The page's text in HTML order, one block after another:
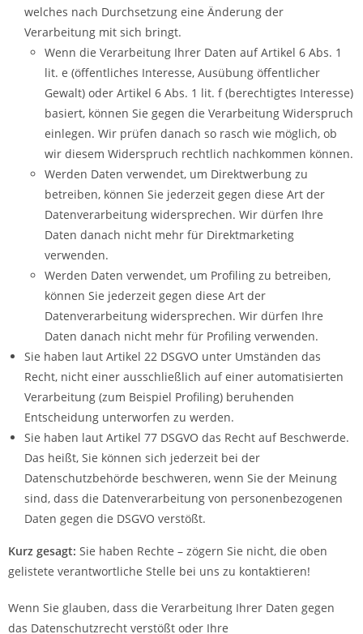
welches nach Durchsetzung eine Änderung der
Verarbeitung mit sich bringt.
Wenn die Verarbeitung Ihrer Daten auf Artikel 6 Abs. 1
lit. e (öffentliches Interesse, Ausübung öffentlicher
Gewalt) oder Artikel 6 Abs. 1 lit. f (berechtigtes Interesse)
basiert, können Sie gegen die Verarbeitung Widerspruch
einlegen. Wir prüfen danach so rasch wie möglich, ob
wir diesem Widerspruch rechtlich nachkommen können.
Werden Daten verwendet, um Direktwerbung zu
betreiben, können Sie jederzeit gegen diese Art der
Datenverarbeitung widersprechen. Wir dürfen Ihre
Daten danach nicht mehr für Direktmarketing
verwenden.
Werden Daten verwendet, um Profiling zu betreiben,
können Sie jederzeit gegen diese Art der
Datenverarbeitung widersprechen. Wir dürfen Ihre
Daten danach nicht mehr für Profiling verwenden.
Sie haben laut Artikel 22 DSGVO unter Umständen das
Recht, nicht einer ausschließlich auf einer automatisierten
Verarbeitung (zum Beispiel Profiling) beruhenden
Entscheidung unterworfen zu werden.
Sie haben laut Artikel 77 DSGVO das Recht auf Beschwerde.
Das heißt, Sie können sich jederzeit bei der
Datenschutzbehörde beschweren, wenn Sie der Meinung
sind, dass die Datenverarbeitung von personenbezogenen
Daten gegen die DSGVO verstößt.
Kurz gesagt: Sie haben Rechte – zögern Sie nicht, die oben
gelistete verantwortliche Stelle bei uns zu kontaktieren!
Wenn Sie glauben, dass die Verarbeitung Ihrer Daten gegen
das Datenschutzrecht verstößt oder Ihre